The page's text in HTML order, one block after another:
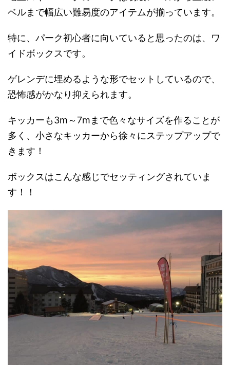
ベルまで幅広い難易度のアイテムが揃っています。
特に、パーク初心者に向いていると思ったのは、ワ
イドボックスです。
ゲレンデに埋めるような形でセットしているので、
恐怖感がかなり抑えられます。
キッカーも3m～7mまで色々なサイズを作ることが
多く、小さなキッカーから徐々にステップアップで
きます！
ボックスはこんな感じでセッティングされていま
す！！